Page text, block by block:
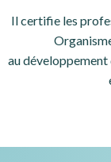
Il certifie les
au